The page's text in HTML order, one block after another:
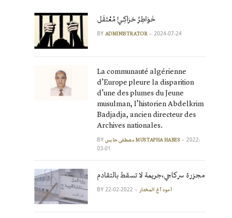
خَوَاطِرُ حَرَاكِـيٍّ مُعْتَقَل
BY ADMINISTRATOR 2024-07-24
La communauté algérienne
d’Europe pleure la disparition
d’une des plumes du Jeune
musulman, l’historien Abdelkrim
Badjadja, ancien directeur des
Archives nationales.
BY مصطفى حابس MUSTAPHA HABES
2022-
03-01
مجزرة سركاجي،جريمة لا تسقط بالتقادم
BY آمود أغ المختار 2022-02-22